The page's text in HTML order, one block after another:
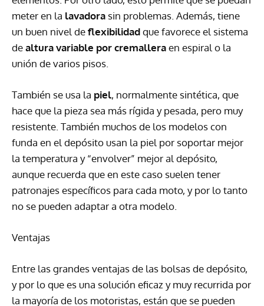
meter en la lavadora sin problemas. Además, tiene
un buen nivel deflexibilidadque favorece el sistema
dealtura variable por cremalleraen espiral o la
unión de varios pisos.
También se usa la piel, normalmente sintética, que
hace que la pieza sea más rígida y pesada, pero muy
resistente. También muchos de los modelos con
funda en el depósito usan la piel por soportar mejor
la temperatura y “envolver” mejor al depósito,
aunque recuerda que en este caso suelen tener
patronajes específicos para cada moto, y por lo tanto
no se pueden adaptar a otra modelo.
Ventajas
Entre las grandes ventajas de las bolsas de depósito,
y por lo que es una solución eficaz y muy recurrida por
la mayoría de los motoristas, están que se pueden